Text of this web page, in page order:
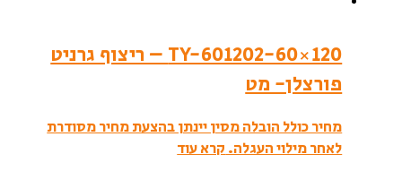
TY-601202-60×120 – ריצוף גרניט
פורצלן- מט
מחיר כולל הובלה מסין יינתן בהצעת מחיר מסודרת
לאחר מילוי העגלה. קרא עוד